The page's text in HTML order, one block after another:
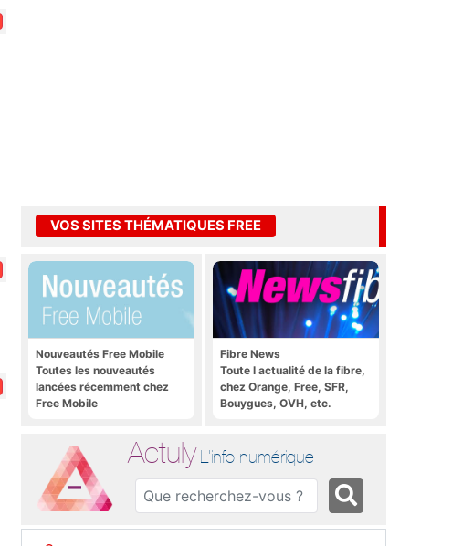
VOS SITES THÉMATIQUES FREE
Nouveautés Free Mobile
Toutes les nouveautés
lancées récemment chez
Free Mobile
Fibre News
Toute l actualité de la fibre,
chez Orange, Free, SFR,
Bouygues, OVH, etc.
Actuly L'info numérique